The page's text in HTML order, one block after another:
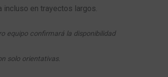
incluso en trayectos largos.
equipo confirmará la disponibilidad
solo orientativas.